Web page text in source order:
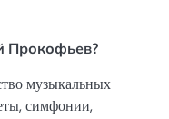
Прокофьев?
музыкальных
симфонии,